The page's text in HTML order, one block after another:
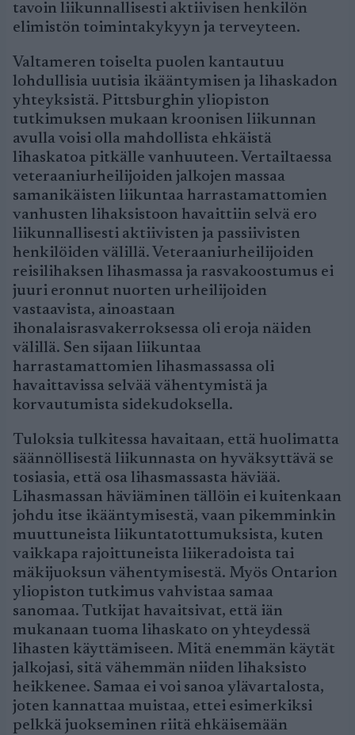
tavoin liikunnallisesti aktiivisen henkilön
elimistön toimintakykyyn ja terveyteen.
Valtameren toiselta puolen kantautuu
lohdullisia uutisia ikääntymisen ja lihaskadon
yhteyksistä. Pittsburghin yliopiston
tutkimuksen mukaan kroonisen liikunnan
avulla voisi olla mahdollista ehkäistä
lihaskatoa pitkälle vanhuuteen. Vertailtaessa
veteraaniurheilijoiden jalkojen massaa
samanikäisten liikuntaa harrastamattomien
vanhusten lihaksistoon havaittiin selvä ero
liikunnallisesti aktiivisten ja passiivisten
henkilöiden välillä. Veteraaniurheilijoiden
reisilihaksen lihasmassa ja rasvakoostumus ei
juuri eronnut nuorten urheilijoiden
vastaavista, ainoastaan
ihonalaisrasvakerroksessa oli eroja näiden
välillä. Sen sijaan liikuntaa
harrastamattomien lihasmassassa oli
havaittavissa selvää vähentymistä ja
korvautumista sidekudoksella.
Tuloksia tulkitessa havaitaan, että huolimatta
säännöllisestä liikunnasta on hyväksyttävä se
tosiasia, että osa lihasmassasta häviää.
Lihasmassan häviäminen tällöin ei kuitenkaan
johdu itse ikääntymisestä, vaan pikemminkin
muuttuneista liikuntatottumuksista, kuten
vaikkapa rajoittuneista liikeradoista tai
mäkijuoksun vähentymisestä. Myös Ontarion
yliopiston tutkimus vahvistaa samaa
sanomaa. Tutkijat havaitsivat, että iän
mukanaan tuoma lihaskato on yhteydessä
lihasten käyttämiseen. Mitä enemmän käytät
jalkojasi, sitä vähemmän niiden lihaksisto
heikkenee. Samaa ei voi sanoa ylävartalosta,
joten kannattaa muistaa, ettei esimerkiksi
pelkkä juokseminen riitä ehkäisemään